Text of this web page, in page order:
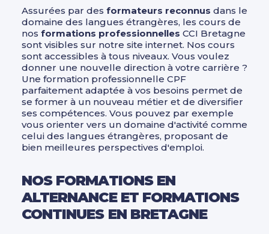
Assurées par des formateurs reconnus dans le
domaine des langues étrangères, les cours de
nos formations professionnelles CCI Bretagne
sont visibles sur notre site internet. Nos cours
sont accessibles à tous niveaux. Vous voulez
donner une nouvelle direction à votre carrière ?
Une formation professionnelle CPF
parfaitement adaptée à vos besoins permet de
se former à un nouveau métier et de diversifier
ses compétences. Vous pouvez par exemple
vous orienter vers un domaine d'activité comme
celui des langues étrangères, proposant de
bien meilleures perspectives d'emploi.
NOS FORMATIONS EN
ALTERNANCE ET FORMATIONS
CONTINUES EN BRETAGNE